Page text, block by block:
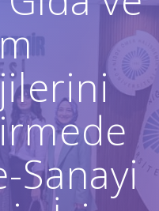
Sanayi